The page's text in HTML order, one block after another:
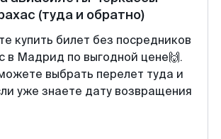
(туда и обратно)
купить билет без посредников
в Мадрид по выгодной цене🙌.
выбрать перелет туда и
уже знаете дату возвращения